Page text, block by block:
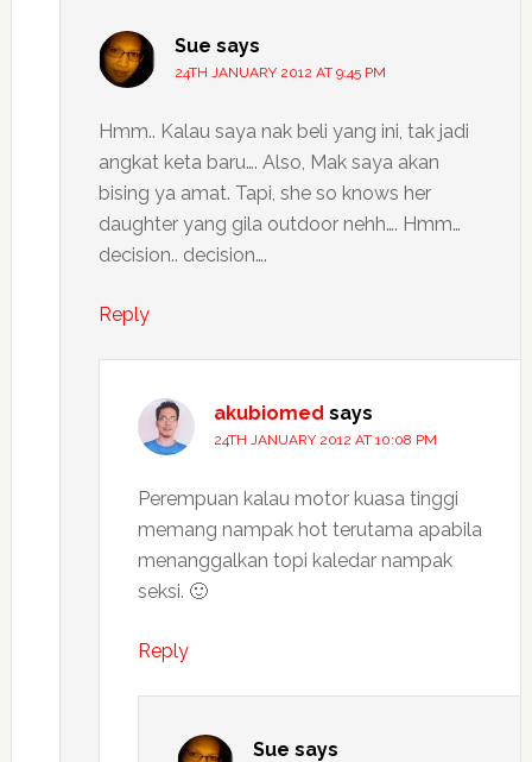
Sue says
24TH JANUARY 2012 AT 9:45 PM
Hmm.. Kalau saya nak beli yang ini, tak jadi
angkat keta baru…. Also, Mak saya akan
bising ya amat. Tapi, she so knows her
daughter yang gila outdoor nehh…. Hmm…
decision.. decision….
Reply
akubiomed says
24TH JANUARY 2012 AT 10:08 PM
Perempuan kalau motor kuasa tinggi
memang nampak hot terutama apabila
menanggalkan topi kaledar nampak
seksi. 🙂
Reply
Sue says